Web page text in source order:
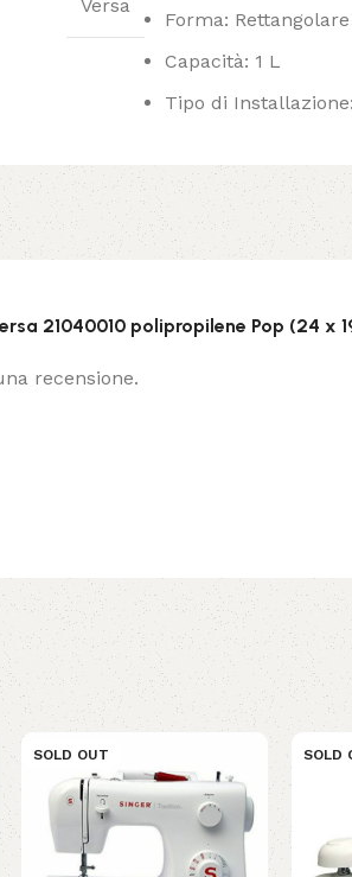
Versa
Forma: Rettangolare
Capacità: 1 L
Tipo di
21040010 polipropilene Pop (24 x
recensione.
SOLD OUT SOLD